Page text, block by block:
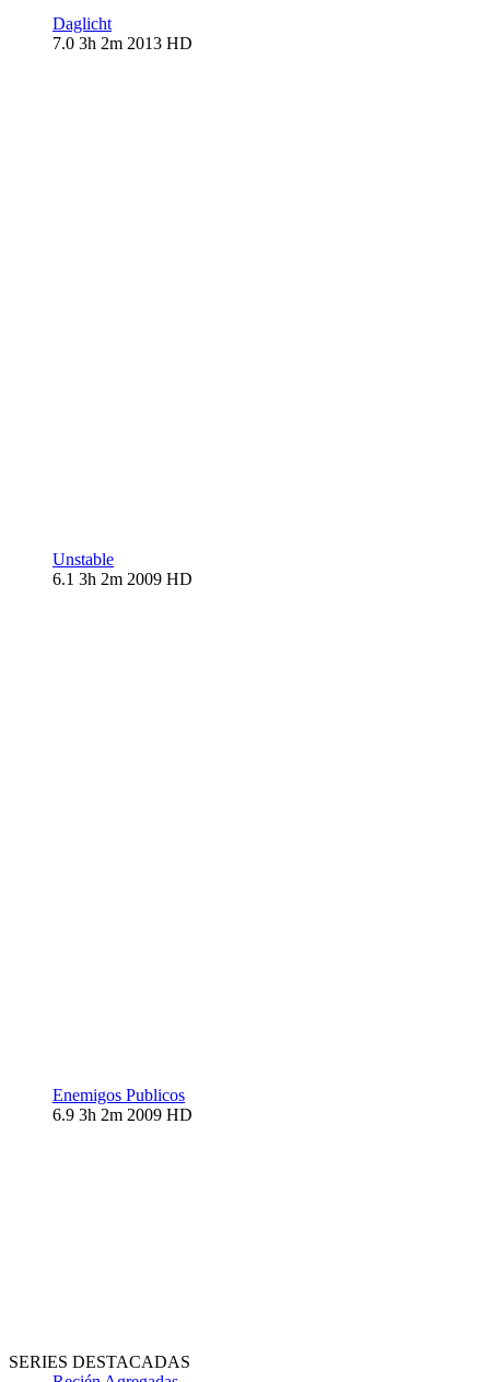
Daglicht
7.0 3h 2m 2013 HD
Unstable
6.1 3h 2m 2009 HD
Enemigos Publicos
6.9 3h 2m 2009 HD
SERIES DESTACADAS